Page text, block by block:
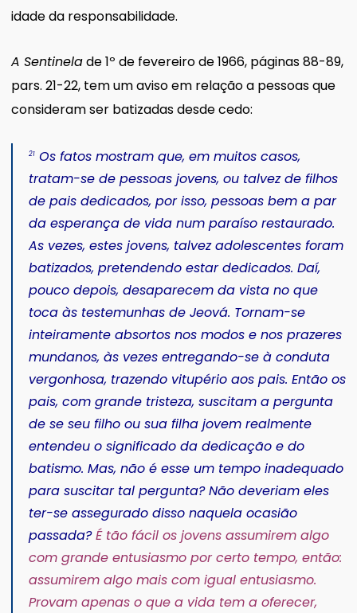
idade da responsabilidade.
A Sentinelade 1º de fevereiro de 1966, páginas 88-89,
pars. 21-22, tem um aviso em relação a pessoas que
consideram ser batizadas desde cedo:
21Os fatos mostram que, em muitos casos,
tratam-se de pessoas jovens, ou talvez de filhos
de pais dedicados, por isso, pessoas bem a par
da esperança de vida num paraíso restaurado.
As vezes, estes jovens, talvez adolescentes foram
batizados, pretendendo estar dedicados. Daí,
pouco depois, desaparecem da vista no que
toca às testemunhas de Jeová. Tornam-se
inteiramente absortos nos modos e nos prazeres
mundanos, às vezes entregando-se à conduta
vergonhosa, trazendo vitupério aos pais. Então os
pais, com grande tristeza, suscitam a pergunta
de se seu filho ou sua filha jovem realmente
entendeu o significado da dedicação e do
batismo. Mas, não é esse um tempo inadequado
para suscitar tal pergunta? Não deveriam eles
ter-se assegurado disso naquela ocasião
passada?É tão fácil os jovens assumirem algo
com grande entusiasmo por certo tempo, então:
assumirem algo mais com igual entusiasmo.
Provam apenas o que a vida tem a oferecer,